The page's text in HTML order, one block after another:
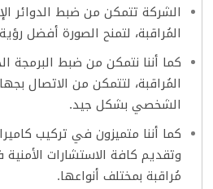
الشركة تتمكن من ضبط الدوائر
المُراقبة، لتمنح الصورة أفضل
كما أننا نتمكن من ضبط البرمجة
المُراقبة، لتتمكن من الاتصال
الشخصي بشكل جيد.
كما أننا متميزون في تركيب
وتقديم كافة الاستشارات
مُراقبة بمختلف أنواعها.